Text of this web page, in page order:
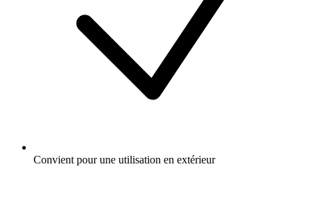
Convient pour une utilisation en extérieur